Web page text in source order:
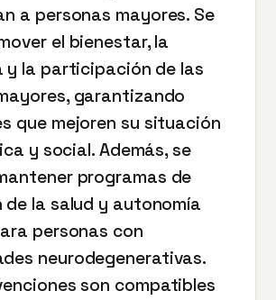
a personas mayores. Se
el bienestar, la
y la participación de las
garantizando
que mejoren su situación
y social. Además, se
programas de
de la salud y autonomía
personas con
neurodegenerativas.
son compatibles